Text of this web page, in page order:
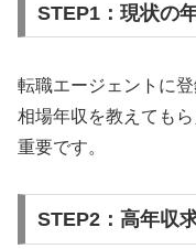
STEP1：現状の
転職エージェントに
相場年収を教えても
重要です。
STEP2：高年収